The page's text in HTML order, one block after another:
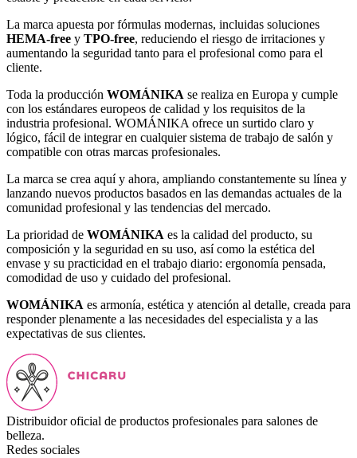
La marca apuesta por fórmulas modernas, incluidas soluciones
HEMA-free y TPO-free, reduciendo el riesgo de irritaciones y
aumentando la seguridad tanto para el profesional como para el
cliente.
Toda la producción WOMÁNIKA se realiza en Europa y cumple
con los estándares europeos de calidad y los requisitos de la
industria profesional. WOMÁNIKA ofrece un surtido claro y
lógico, fácil de integrar en cualquier sistema de trabajo de salón y
compatible con otras marcas profesionales.
La marca se crea aquí y ahora, ampliando constantemente su línea y
lanzando nuevos productos basados en las demandas actuales de la
comunidad profesional y las tendencias del mercado.
La prioridad de WOMÁNIKA es la calidad del producto, su
composición y la seguridad en su uso, así como la estética del
envase y su practicidad en el trabajo diario: ergonomía pensada,
comodidad de uso y cuidado del profesional.
WOMÁNIKA es armonía, estética y atención al detalle, creada para
responder plenamente a las necesidades del especialista y a las
expectativas de sus clientes.
Distribuidor oficial de productos profesionales para salones de
belleza.
Redes sociales